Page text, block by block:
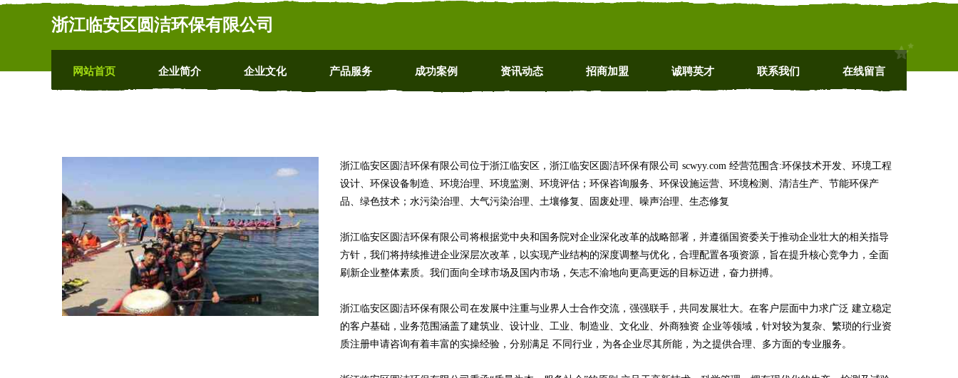
浙江临安区圆洁环保有限公司
网站首页 企业简介 企业文化 产品服务 成功案例 资讯动态 招商加盟 诚聘英才 联系我们 在线留言
浙江临安区圆洁环保有限公司位于浙江临安区，浙江临安区圆洁环保有限公司 scwyy.com 经营范围含:环保技术开发、环境工程
设计、环保设备制造、环境治理、环境监测、环境评估；环保咨询服务、环保设施运营、环境检测、清洁生产、节能环保产
品、绿色技术；水污染治理、大气污染治理、土壤修复、固废处理、噪声治理、生态修复
浙江临安区圆洁环保有限公司将根据党中央和国务院对企业深化改革的战略部署，并遵循国资委关于推动企业壮大的相关指导
方针，我们将持续推进企业深层次改革，以实现产业结构的深度调整与优化，合理配置各项资源，旨在提升核心竞争力，全面
刷新企业整体素质。我们面向全球市场及国内市场，矢志不渝地向更高更远的目标迈进，奋力拼搏。
浙江临安区圆洁环保有限公司在发展中注重与业界人士合作交流，强强联手，共同发展壮大。在客户层面中力求广泛 建立稳定
的客户基础，业务范围涵盖了建筑业、设计业、工业、制造业、文化业、外商独资 企业等领域，针对较为复杂、繁琐的行业资
质注册申请咨询有着丰富的实操经验，分别满足 不同行业，为各企业尽其所能，为之提供合理、多方面的专业服务。